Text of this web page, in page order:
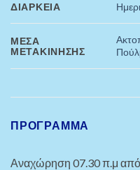
ΔΙΆΡΚΕΙΑ
ΜΈΣΑ
ΜΕΤΑΚΊΝΗΣΗΣ
ΠΡΌΓΡΑΜΜΑ
Αναχώρηση 07.30 π.μ από